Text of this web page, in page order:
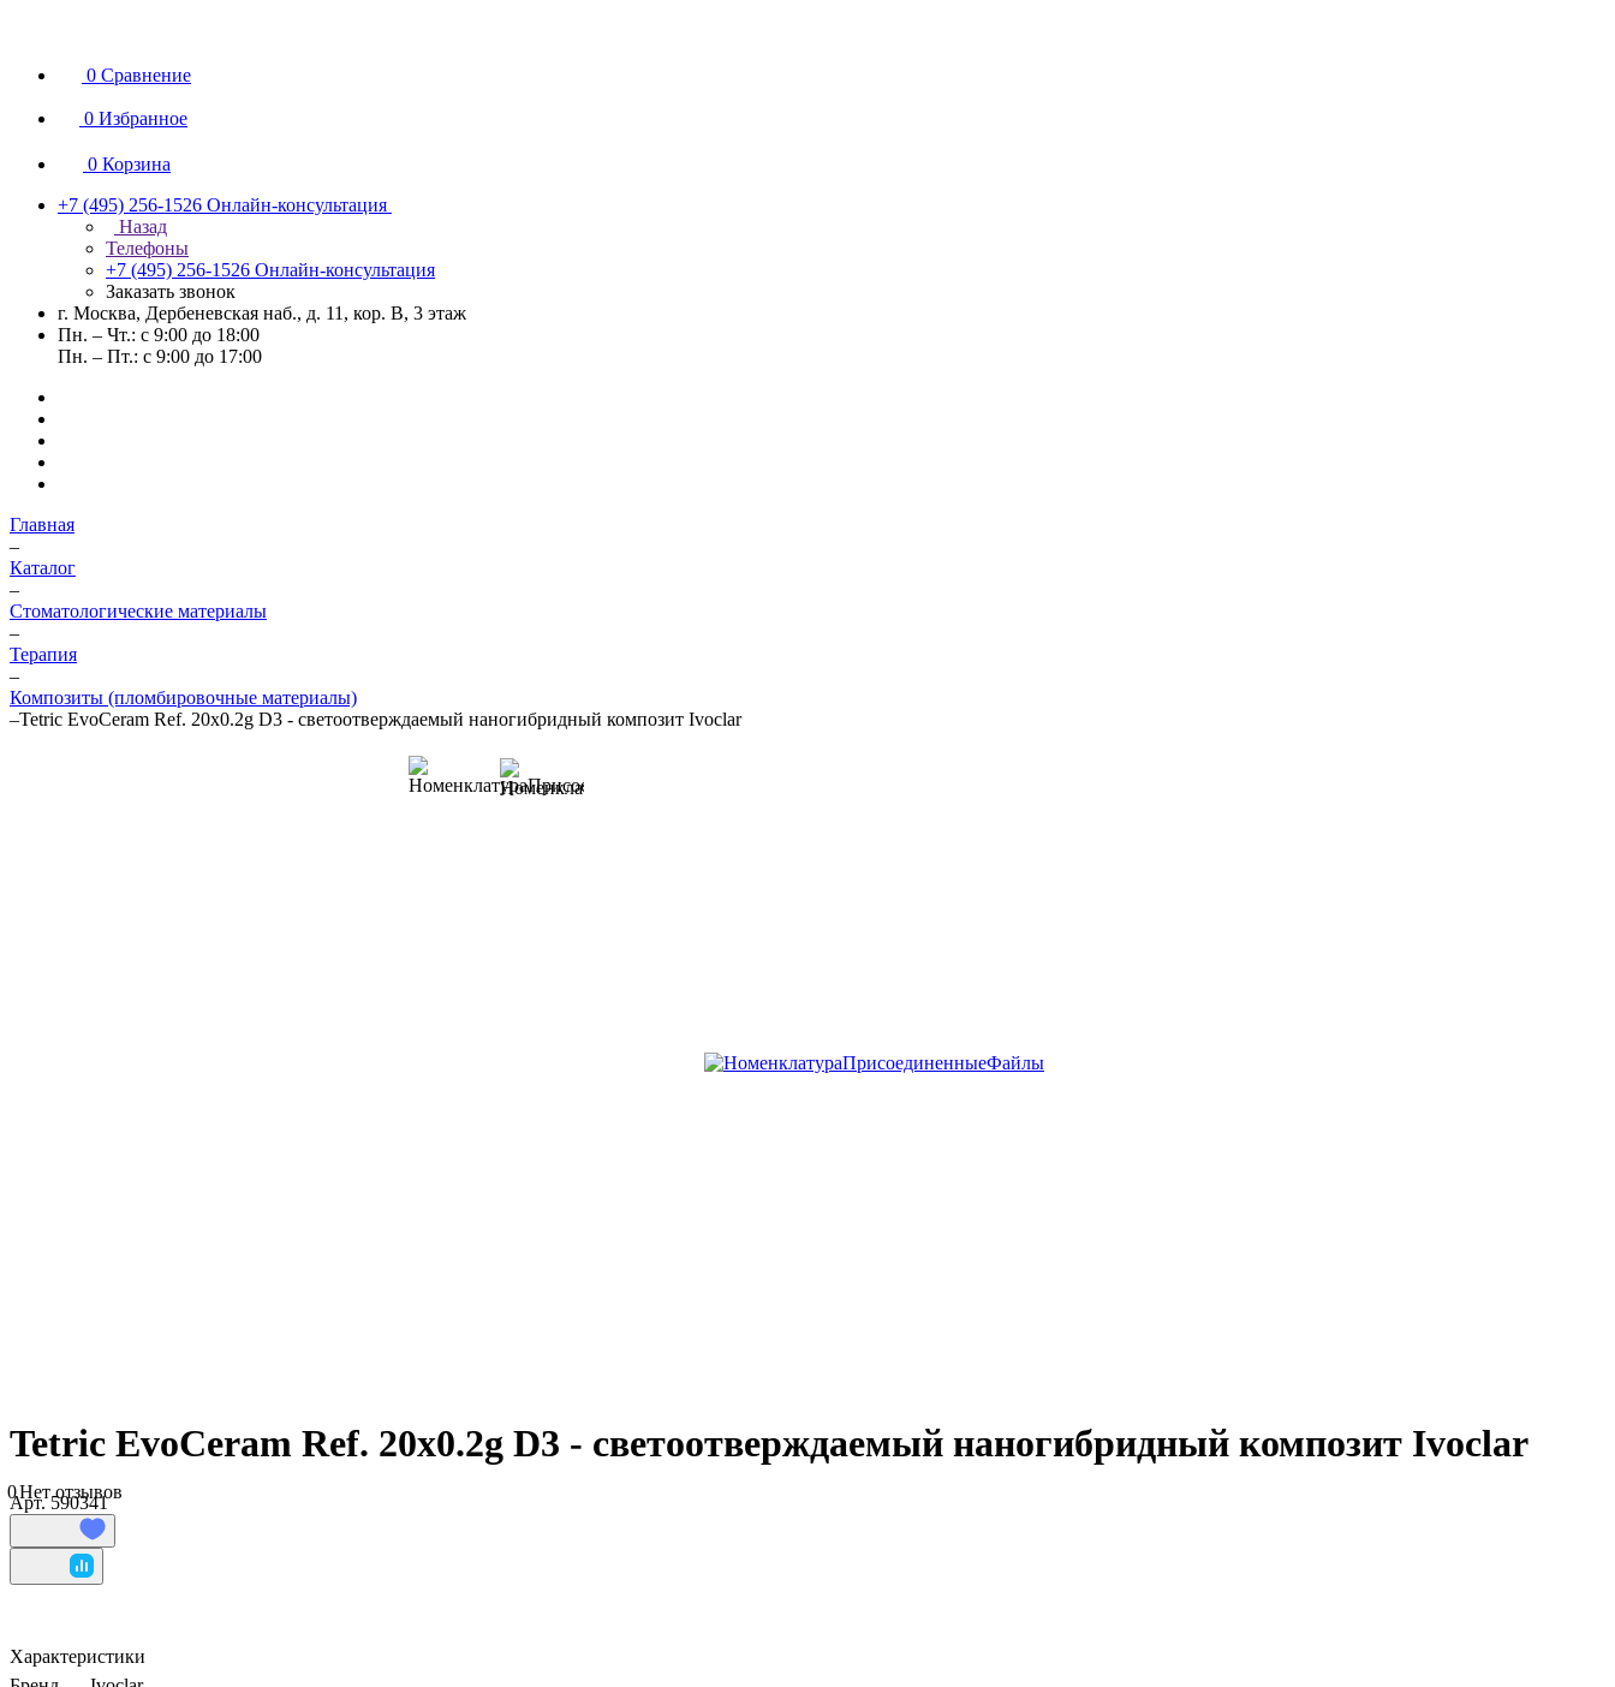
0 Сравнение
0 Избранное
0 Корзина
+7 (495) 256-1526 Онлайн-консультация
Назад
Телефоны
+7 (495) 256-1526 Онлайн-консультация
Заказать звонок
г. Москва, Дербеневская наб., д. 11, кор. В, 3 этаж
Пн. – Чт.: с 9:00 до 18:00
Пн. – Пт.: с 9:00 до 17:00
Главная
–
Каталог
–
Стоматологические материалы
–
Терапия
–
Композиты (пломбировочные материалы)
–Tetric EvoCeram Ref. 20x0.2g D3 - светоотверждаемый наногибридный композит Ivoclar
Tetric EvoCeram Ref. 20x0.2g D3 - светоотверждаемый наногибридный композит Ivoclar
0Нет отзывов
Арт.590341
Характеристики